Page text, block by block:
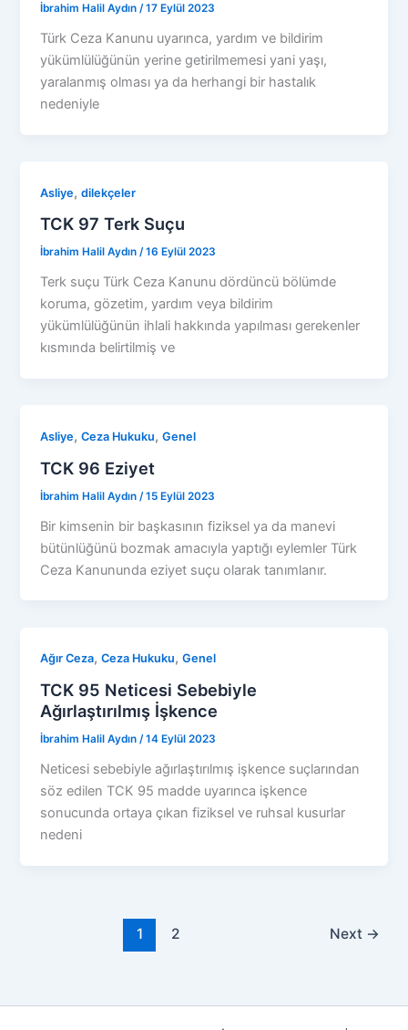
İbrahim Halil Aydın/17 Eylül 2023
Türk Ceza Kanunu uyarınca, yardım ve bildirim
yükümlülüğünün yerine getirilmemesi yani yaşı,
yaralanmış olması ya da herhangi bir hastalık
nedeniyle
Asliye,dilekçeler
TCK 97 Terk Suçu
İbrahim Halil Aydın/16 Eylül 2023
Terk suçu Türk Ceza Kanunu dördüncü bölümde
koruma, gözetim, yardım veya bildirim
yükümlülüğünün ihlali hakkında yapılması gerekenler
kısmında belirtilmiş ve
Asliye,Ceza Hukuku,Genel
TCK 96 Eziyet
İbrahim Halil Aydın /15 Eylül 2023
Bir kimsenin bir başkasının fiziksel ya da manevi
bütünlüğünü bozmak amacıyla yaptığı eylemler Türk
Ceza Kanununda eziyet suçu olarak tanımlanır.
Ağır Ceza,Ceza Hukuku,Genel
TCK 95 Neticesi Sebebiyle
Ağırlaştırılmış İşkence
İbrahim Halil Aydın/14 Eylül 2023
Neticesi sebebiyle ağırlaştırılmış işkence suçlarından
söz edilen TCK 95 madde uyarınca işkence
sonucunda ortaya çıkan fiziksel ve ruhsal kusurlar
nedeni
1 2 Next →